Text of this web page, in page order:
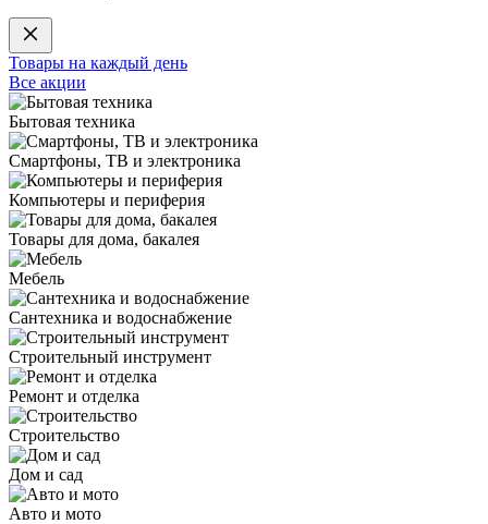
Товары на каждый день
Все акции
Бытовая техника
Смартфоны, ТВ и электроника
Компьютеры и периферия
Товары для дома, бакалея
Мебель
Сантехника и водоснабжение
Строительный инструмент
Ремонт и отделка
Строительство
Дом и сад
Авто и мото